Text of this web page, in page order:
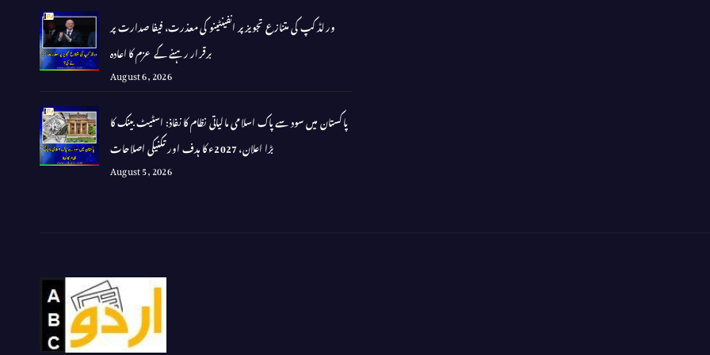
ورلڈ کپ کی متنازع تجویز پر انفینٹینو کی معذرت، فیفا صدارت پر
برقرار رہنے کے عزم کا اعادہ
August 6, 2026
پاکستان میں سود سے پاک اسلامی مالیاتی نظام کا نفاذ: اسٹیٹ بینک کا
بڑا اعلان، 2027ء کا ہدف اور تکنیکی اصلاحات
August 5, 2026